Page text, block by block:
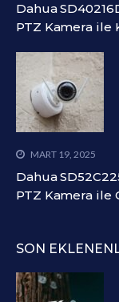
Dahua
PTZ Kamera ile
MART 19, 2025
Dahua
PTZ Kamera ile
SON